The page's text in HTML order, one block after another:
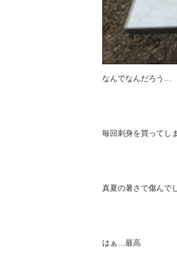
なんでなんだろう…
毎回刺身を買ってし
真夏の暑さで傷んで
はぁ…最高